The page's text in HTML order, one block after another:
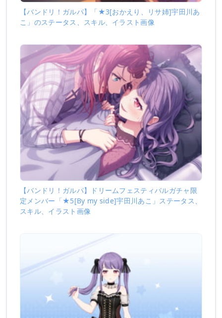
【バンドリ！ガルパ】「★3[おかえり、リサ姉]宇田川あ
こ」のステータス、スキル、イラスト画像
【バンドリ！ガルパ】ドリームフェスティバルガチャ限
定メンバー「★5[By my side]宇田川あこ」ステータス、
スキル、イラスト画像